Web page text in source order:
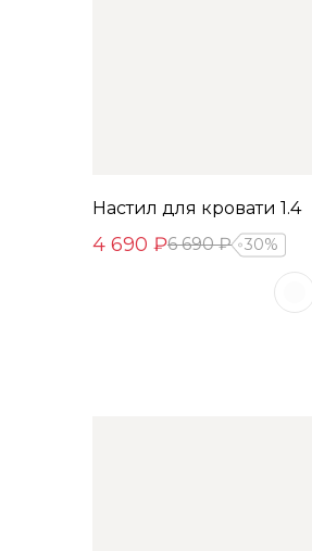
Настил для кровати 1.4
4 690 ₽6 690 ₽ 30%